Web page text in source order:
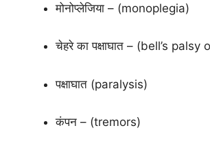
मोनोप्लेजिया – (monoplegia)
चेहरे का पक्षाघात – (bell’s
पक्षाघात (paralysis)
कंपन – (tremors)